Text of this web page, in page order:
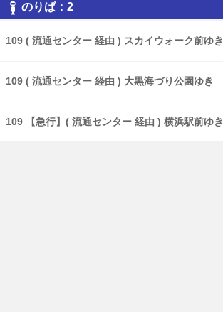
のりば：2
109 ( 流通センター 経由 ) スカイウォーク前ゆき
109 ( 流通センター 経由 ) 大黒海づり公園ゆき
109 【急行】( 流通センター 経由 ) 横浜駅前ゆき